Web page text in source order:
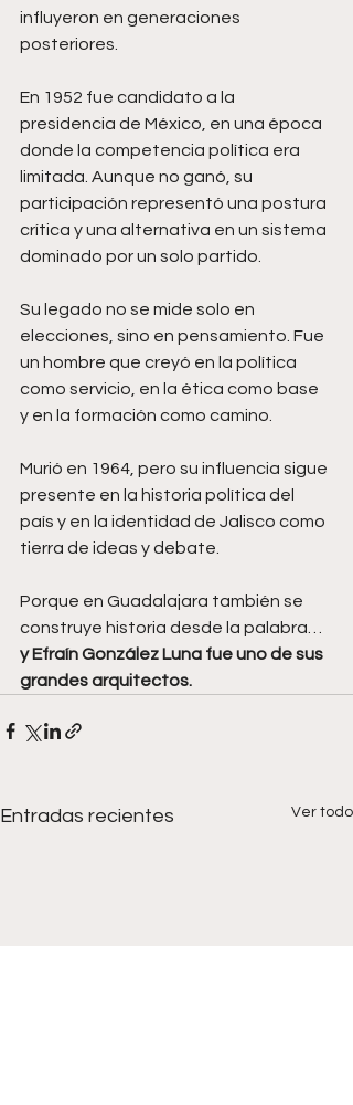
influyeron en generaciones
posteriores.
En 1952 fue candidato a la
presidencia de México, en una época
donde la competencia política era
limitada. Aunque no ganó, su
participación representó una postura
crítica y una alternativa en un sistema
dominado por un solo partido.
Su legado no se mide solo en
elecciones, sino en pensamiento. Fue
un hombre que creyó en la política
como servicio, en la ética como base
y en la formación como camino.
Murió en 1964, pero su influencia sigue
presente en la historia política del
país y en la identidad de Jalisco como
tierra de ideas y debate.
Porque en Guadalajara también se
construye historia desde la palabra…
y Efraín González Luna fue uno de sus
grandes arquitectos.
Entradas recientes Ver todo